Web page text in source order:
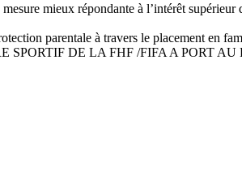
mieux répondante à l’intérêt supérieur
parentale à travers le placement en
SPORTIF DE LA FHF /FIFA A PORT